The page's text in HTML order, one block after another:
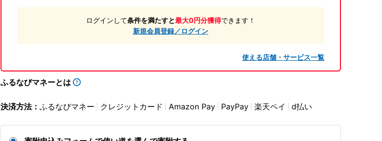
ログインして条件を満たすと最大0円分獲得できます！
新規会員登録／ログイン
使える店舗・サービス一覧
ふるなびマネーとは
決済方法： ふるなびマネー クレジットカード Amazon Pay PayPay 楽天ペイ d払い